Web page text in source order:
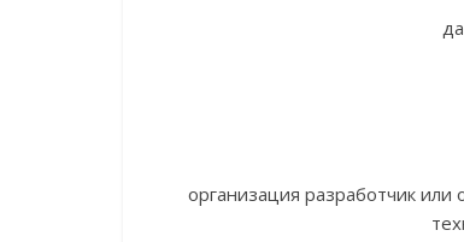
организация разработчик